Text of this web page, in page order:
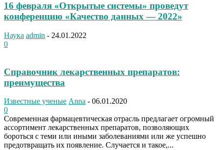
16 февраля «Открытые системы» проведут
конференцию «Качество данных — 2022»
Наука admin - 24.01.2022
0
Справочник лекарственных препаратов:
преимущества
Известные ученые Anna - 06.01.2020
0
Современная фармацевтическая отрасль предлагает огромный
ассортимент лекарственных препаратов, позволяющих
бороться с теми или иными заболеваниями или же успешно
предотвращать их появление. Случается и такое,...